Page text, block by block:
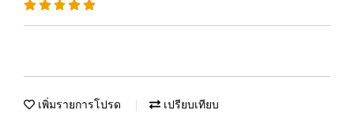
เพิ่มรายการโปรด เปรียบเทียบ